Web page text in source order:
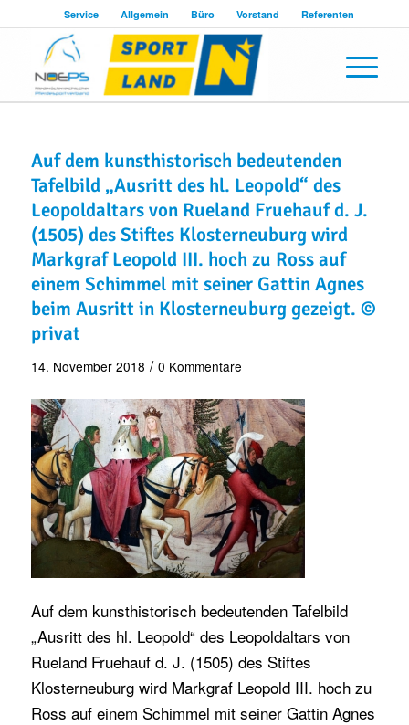
Service Allgemein Büro Vorstand Referenten
Auf dem kunsthistorisch bedeutenden
Tafelbild „Ausritt des hl. Leopold“ des
Leopoldaltars von Rueland Fruehauf d. J.
(1505) des Stiftes Klosterneuburg wird
Markgraf Leopold III. hoch zu Ross auf
einem Schimmel mit seiner Gattin Agnes
beim Ausritt in Klosterneuburg gezeigt. ©
privat
14. November 2018 / 0 Kommentare
Auf dem kunsthistorisch bedeutenden Tafelbild
„Ausritt des hl. Leopold“ des Leopoldaltars von
Rueland Fruehauf d. J. (1505) des Stiftes
Klosterneuburg wird Markgraf Leopold III. hoch zu
Ross auf einem Schimmel mit seiner Gattin Agnes